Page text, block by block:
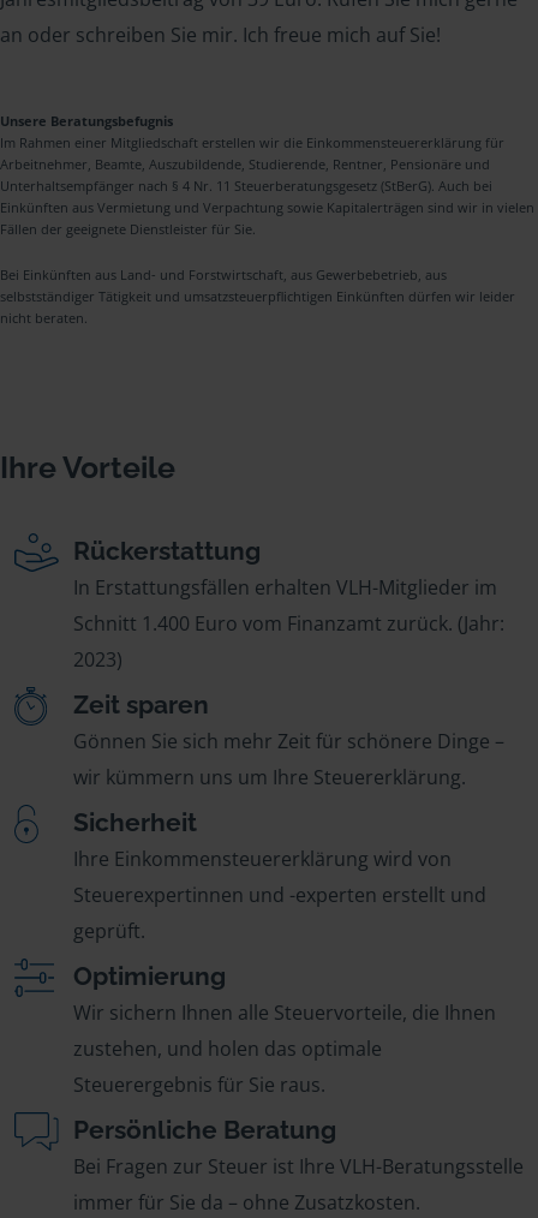
an oder schreiben Sie mir. Ich freue mich auf Sie!
Unsere Beratungsbefugnis
Im Rahmen einer Mitgliedschaft erstellen wir die Einkommensteuererklärung für
Arbeitnehmer, Beamte, Auszubildende, Studierende, Rentner, Pensionäre und
Unterhaltsempfänger nach § 4 Nr. 11 Steuerberatungsgesetz (StBerG). Auch bei
Einkünften aus Vermietung und Verpachtung sowie Kapitalerträgen sind wir in vielen
Fällen der geeignete Dienstleister für Sie.
Bei Einkünften aus Land- und Forstwirtschaft, aus Gewerbebetrieb, aus
selbstständiger Tätigkeit und umsatzsteuerpflichtigen Einkünften dürfen wir leider
nicht beraten.
Ihre Vorteile
Rückerstattung
In Erstattungsfällen erhalten VLH-Mitglieder im
Schnitt 1.400 Euro vom Finanzamt zurück. (Jahr:
2023)
Zeit sparen
Gönnen Sie sich mehr Zeit für schönere Dinge –
wir kümmern uns um Ihre Steuererklärung.
Sicherheit
Ihre Einkommensteuererklärung wird von
Steuerexpertinnen und -experten erstellt und
geprüft.
Optimierung
Wir sichern Ihnen alle Steuervorteile, die Ihnen
zustehen, und holen das optimale
Steuerergebnis für Sie raus.
Persönliche Beratung
Bei Fragen zur Steuer ist Ihre VLH-Beratungsstelle
immer für Sie da – ohne Zusatzkosten.